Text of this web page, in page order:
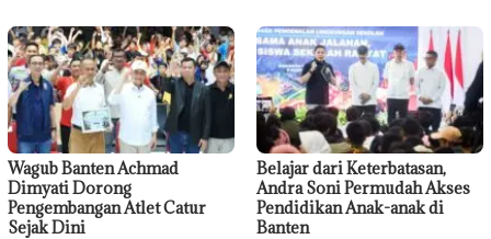
Wagub Banten Achmad
Dimyati Dorong
Pengembangan Atlet Catur
Sejak Dini
Belajar dari Keterbatasan,
Andra Soni Permudah Akses
Pendidikan Anak-anak di
Banten